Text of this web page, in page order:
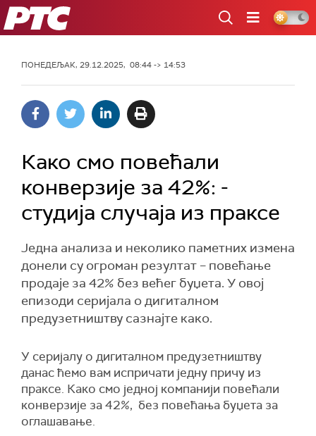
РТС
ПОНЕДЕЉАК, 29.12.2025, 08:44 -> 14:53
Како смо повећали
конверзије за 42%: -
студија случаја из праксе
Једна анализа и неколико паметних измена
донели су огроман резултат – повећање
продаје за 42% без већег буџета. У овој
епизоди серијала о дигиталном
предузетништву сазнајте како.
У серијалу о дигиталном предузетништву
данас ћемо вам испричати једну причу из
праксе. Како смо једној компанији повећали
конверзије за 42%, без повећања буџета за
оглашавање.